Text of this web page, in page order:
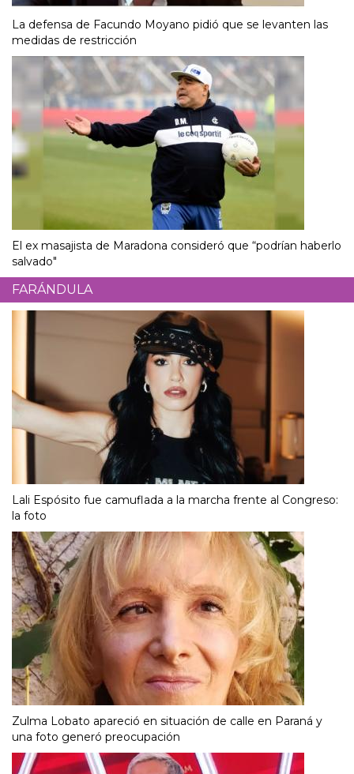
La defensa de Facundo Moyano pidió que se levanten las
medidas de restricción
El ex masajista de Maradona consideró que “podrían haberlo
salvado"
FARÁNDULA
Lali Espósito fue camuflada a la marcha frente al Congreso:
la foto
Zulma Lobato apareció en situación de calle en Paraná y
una foto generó preocupación